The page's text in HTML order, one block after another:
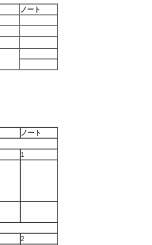
ノート
ノート
1
2